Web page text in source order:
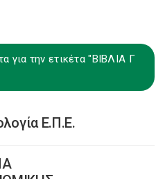
για την ετικέτα "ΒΙΒΛΙΑ Γ
Ε.Π.Ε.